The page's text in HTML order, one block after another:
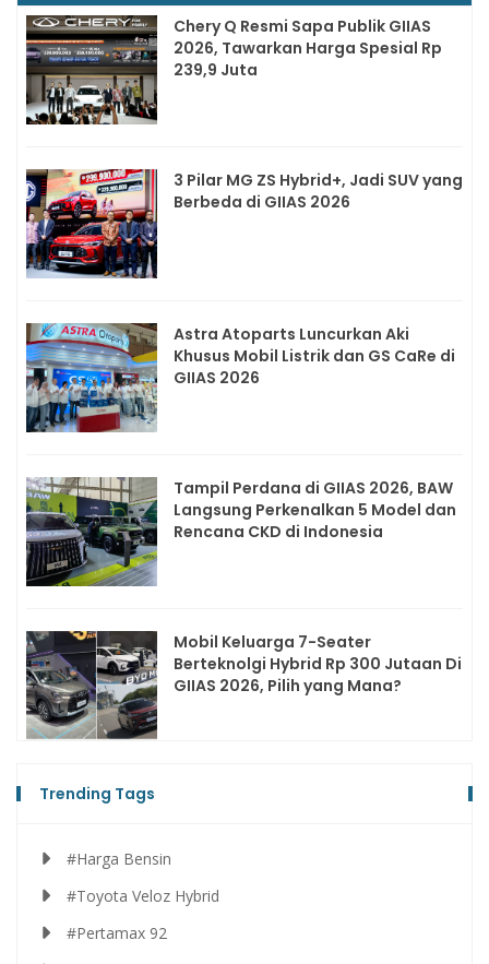
Chery Q Resmi Sapa Publik GIIAS
2026, Tawarkan Harga Spesial Rp
239,9 Juta
3 Pilar MG ZS Hybrid+, Jadi SUV yang
Berbeda di GIIAS 2026
Astra Atoparts Luncurkan Aki
Khusus Mobil Listrik dan GS CaRe di
GIIAS 2026
Tampil Perdana di GIIAS 2026, BAW
Langsung Perkenalkan 5 Model dan
Rencana CKD di Indonesia
Mobil Keluarga 7-Seater
Berteknolgi Hybrid Rp 300 Jutaan Di
GIIAS 2026, Pilih yang Mana?
Trending Tags
#Harga Bensin
#Toyota Veloz Hybrid
#Pertamax 92